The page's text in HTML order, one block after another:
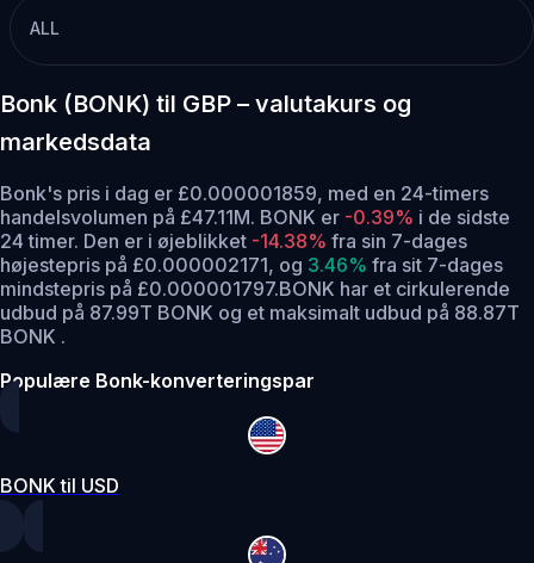
ALL
Bonk (BONK) til GBP – valutakurs og
markedsdata
Bonk's pris i dag er £0.000001859, med en 24-timers
handelsvolumen på £47.11M. BONK er -0.39% i de sidste
24 timer. Den er i øjeblikket -14.38% fra sin 7-dages
højestepris på £0.000002171, og 3.46% fra sit 7-dages
mindstepris på £0.000001797.BONK har et cirkulerende
udbud på 87.99T BONK og et maksimalt udbud på 88.87T
BONK .
Populære Bonk-konverteringspar
BONK til USD